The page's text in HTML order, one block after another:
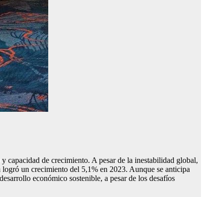
capacidad de crecimiento. A pesar de la inestabilidad global,
un crecimiento del 5,1% en 2023. Aunque se anticipa
económico sostenible, a pesar de los desafíos